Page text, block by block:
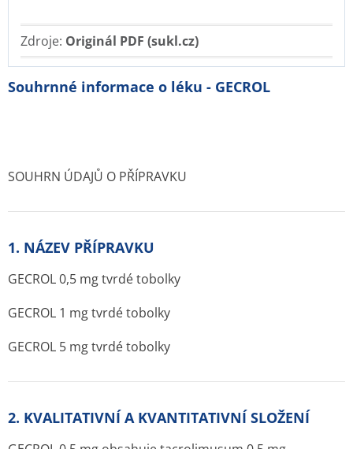
Zdroje: Originál PDF (sukl.cz)
Souhrnné informace o léku - GECROL
SOUHRN ÚDAJŮ O PŘÍPRAVKU
1. NÁZEV PŘÍPRAVKU
GECROL 0,5 mg tvrdé tobolky
GECROL 1 mg tvrdé tobolky
GECROL 5 mg tvrdé tobolky
2. KVALITATIVNÍ A KVANTITATIVNÍ SLOŽENÍ